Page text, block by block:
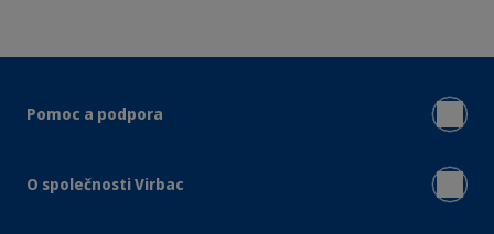
Pomoc a podpora
O společnosti Virbac